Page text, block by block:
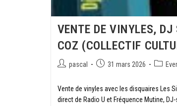
VENTE DE VINYLES,
COZ (COLLECTIF
pascal 31 mars 2026
Vente de vinyles avec les disquaires Les
direct de Radio U et Fréquence Mutine,